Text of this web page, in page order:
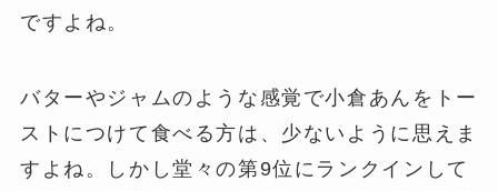
ですよね。
バターやジャムのような感覚で小倉あんをトー
ストにつけて食べる方は、少ないように思えま
すよね。しかし堂々の第9位にランクインして